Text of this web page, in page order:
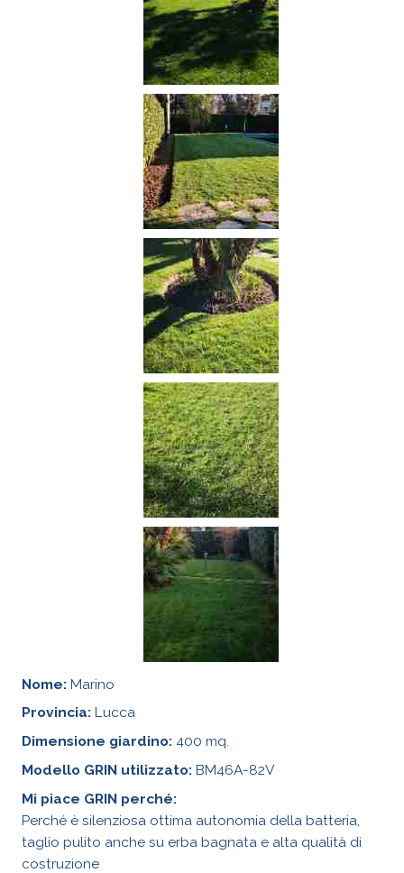
Nome: Marino
Provincia: Lucca
Dimensione giardino: 400 mq.
Modello GRIN utilizzato: BM46A-82V
Mi piace GRIN perché:
Perché è silenziosa ottima autonomia della batteria,
taglio pulito anche su erba bagnata e alta qualità di
costruzione